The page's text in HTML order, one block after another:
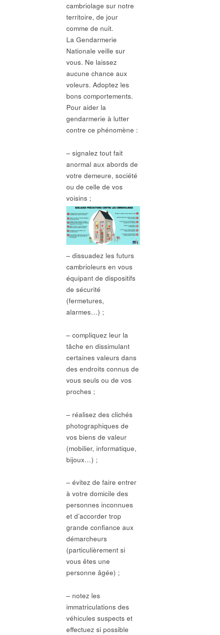
cambriolage sur notre
territoire, de jour
comme de nuit.
La Gendarmerie
Nationale veille sur
vous. Ne laissez
aucune chance aux
voleurs. Adoptez les
bons comportements.
Pour aider la
gendarmerie à lutter
contre ce phénomène :
– signalez tout fait
anormal aux abords de
votre demeure, société
ou de celle de vos
voisins ;
– dissuadez les futurs
cambrioleurs en vous
équipant de dispositifs
de sécurité
(fermetures,
alarmes…) ;
– compliquez leur la
tâche en dissimulant
certaines valeurs dans
des endroits connus de
vous seuls ou de vos
proches ;
– réalisez des clichés
photographiques de
vos biens de valeur
(mobilier, informatique,
bijoux…) ;
– évitez de faire entrer
à votre domicile des
personnes inconnues
et d’accorder trop
grande confiance aux
démarcheurs
(particulièrement si
vous êtes une
personne âgée) ;
– notez les
immatriculations des
véhicules suspects et
effectuez si possible